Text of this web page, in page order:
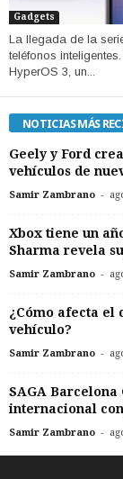
Gadgets
La llegada de la
teléfonos
HyperOS 3, un...
NOTICIAS MÁS
Geely y Ford
vehículos de
Samir Zambrano -
Xbox tiene un
Sharma revela
Samir Zambrano -
¿Cómo afecta el
vehículo?
Samir Zambrano -
SAGA Barcelona
internacional
Samir Zambrano -